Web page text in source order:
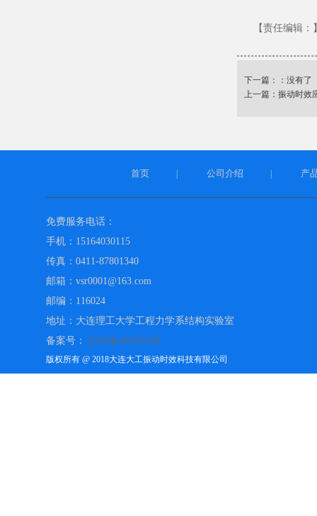
【责任编辑：
下一篇：：没有了
上一篇： 振动时效
首页 公司介绍 产
免费服务电话：
手机：15164030115
传真：0411-87801340
邮箱：vsr0001@163.com
邮编：116024
地址：大连理工大学工程力学系结构实验室
备案号：
辽ICP备10010710号
版权所有 @ 2018大连大工振动时效科技有限公司